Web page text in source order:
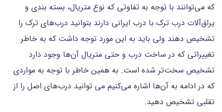
که می‌توانند با توجه به تفاوتی که نوع متریال، بسته بندی و
یراق‌آلات درب ترک با درب ایرانی دارند بتوانید درب‌های ترک را
تشخیص دهند ولی باید به این مورد توجه داشت که به خاطر
تغییراتی که در ساخت درب و حتی متریال آن‌ها وجود دارد
تشخیص سخت‌تر شده است. به همین خاطر با توجه به مواردی
که در ادامه به آن‌ها اشاره می‌کنیم می توانید درب‌های اصل را از
تقلبی تشخیص دهید.